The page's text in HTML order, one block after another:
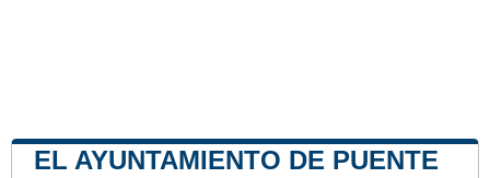
EL AYUNTAMIENTO DE PUENTE